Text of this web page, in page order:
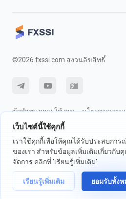
เว็บไซต์นี้ใช้คุกกี้
เราใช้คุกกี้เพื่อให้คุณได้รับประสบกา
ของเรา สำหรับข้อมูลเพิ่มเติมเกี่ยวกับ
จัดการ คลิกที่ 'เรียนรู้เพิ่มเติม'
เรียนรู้เพิ่มเติม ยอมรับทั้งห
©2026 fxssi.com สงวนลิขสิทธิ์
ข้อกำหนดการใช้งาน
นโยบายความ
การเปิดเผยความเสี่ยง
เว็บไซต์ดำเนินการโดย FXSSI LTD หมายเลข
เราขอแนะนำให้คุณขอคำแนะนำทางการเงิน
เข้าใจถึงความเสี่ยงที่เกี่ยวข้องก่อนการซื้อขาย